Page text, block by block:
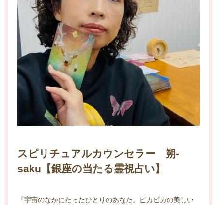
スピリチュアルカウンセラー 朔-
saku【銀座の当たる霊視占い】
『宇宙のなかにたったひとりのあなた。ピカピカの美しい